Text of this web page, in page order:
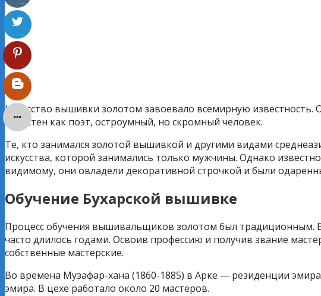
Искусство вышивки золотом завоевало всемирную известность.
известен как поэт, остроумный, но скромный человек.
Те, кто занимался золотой вышивкой и другими видами
искусства, которой занимались только мужчины. Однако
видимому, они овладели декоративной строчкой и были
Обучение Бухарской вышивке
Процесс обучения вышивальщиков золотом был традиционным.
часто длилось годами. Освоив профессию и получив звание
собственные мастерские.
Во времена Музафар-хана (1860-1885) в Арке — резиденции
эмира. В цехе работало около 20 мастеров.